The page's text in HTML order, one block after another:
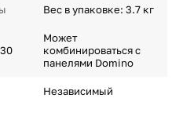
Вес в упаковке: 3.7 кг
Может
комбинироваться с
панелями Domino
Независимый